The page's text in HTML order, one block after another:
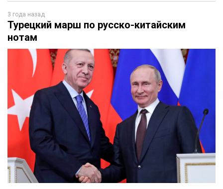
3 года назад
Турецкий марш по русско-китайским
нотам